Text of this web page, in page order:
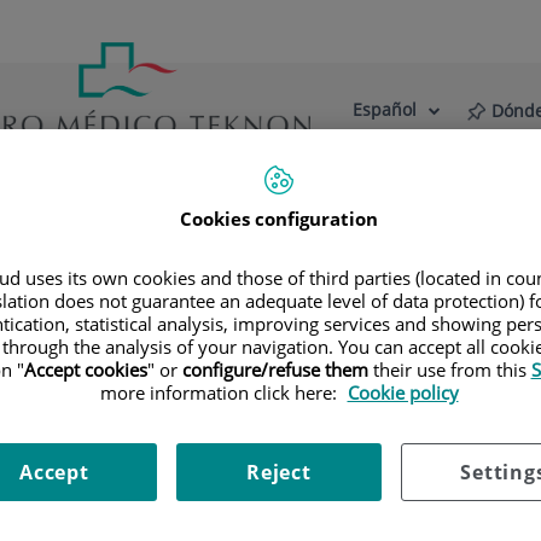
Selector
Idioma
Español
Actualidad Blog
preservación de la
Cookies configuration
uses its own cookies and those of third parties (located in
does not guarantee an adequate level of data protection)
statistical analysis, improving services and showing
the analysis of your navigation. You can accept all
"Accept cookies" or configure/refuse themtheir use from this
more information click here: Cookie policy
Reject
Accept